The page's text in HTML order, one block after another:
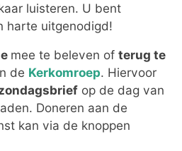
luisteren. U bent
harte uitgenodigd!
mee te beleven of terug te
de Kerkomroep. Hiervoor
op de dag van
Doneren aan de
kan via de knoppen